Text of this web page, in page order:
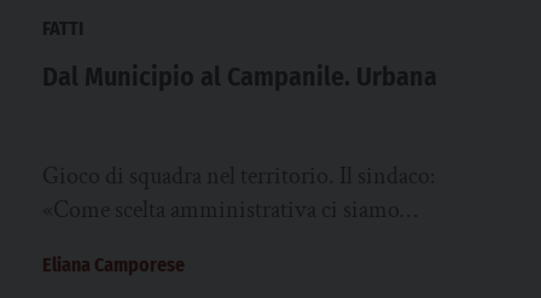
FATTI
Dal Municipio al Campanile. Urbana
presente, più…
Eliana Camporese